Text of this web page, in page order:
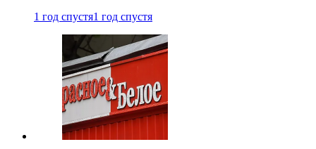
1 год спустя1 год спустя